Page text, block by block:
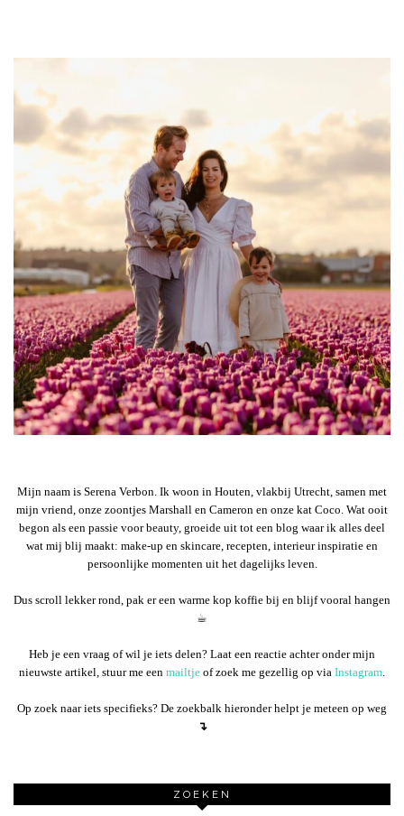
Mijn naam is Serena Verbon. Ik woon in Houten, vlakbij Utrecht, samen met
mijn vriend, onze zoontjes Marshall en Cameron en onze kat Coco. Wat ooit
begon als een passie voor beauty, groeide uit tot een blog waar ik alles deel
wat mij blij maakt: make-up en skincare, recepten, interieur inspiratie en
persoonlijke momenten uit het dagelijks leven.
Dus scroll lekker rond, pak er een warme kop koffie bij en blijf vooral hangen
☕︎
Heb je een vraag of wil je iets delen? Laat een reactie achter onder mijn
nieuwste artikel, stuur me een mailtje of zoek me gezellig op via Instagram.
Op zoek naar iets specifieks? De zoekbalk hieronder helpt je meteen op weg
↴
ZOEKEN